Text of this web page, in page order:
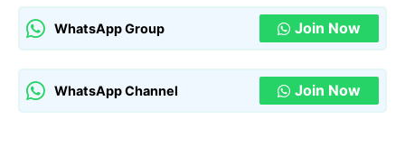
WhatsApp Group Join Now
WhatsApp Channel Join Now